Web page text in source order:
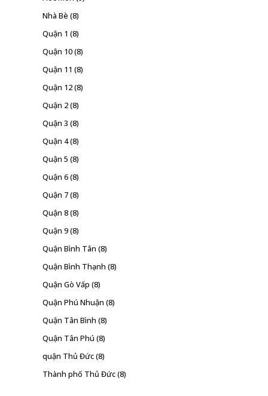
Nhà Bè (8)
Quận 1 (8)
Quận 10(8)
Quận 11 (8)
Quận 12(8)
Quận 2(8)
Quận 3 (8)
Quận 4(8)
Quận 5 (8)
Quận 6(8)
Quận 7(8)
Quận 8(8)
Quận 9(8)
Quận Bình Tân (8)
Quận Bình Thạnh (8)
Quận Gò Vấp (8)
Quận Phú Nhuận (8)
Quận Tân Bình (8)
Quận Tân Phú (8)
quận Thủ Đức(8)
Thành phố Thủ Đức(8)